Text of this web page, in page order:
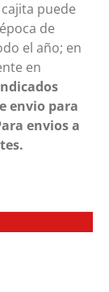
puede
de
el año; en
en
envio para
envios a